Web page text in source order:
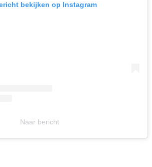
bekijken op Instagram
Naar bericht